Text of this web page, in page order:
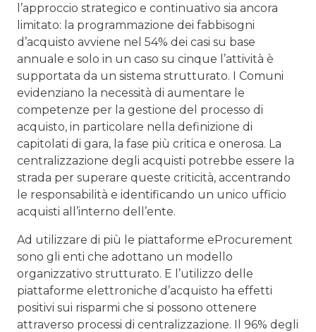
l’approccio strategico e continuativo sia ancora
limitato: la programmazione dei fabbisogni
d’acquisto avviene nel 54% dei casi su base
annuale e solo in un caso su cinque l’attività è
supportata da un sistema strutturato. I Comuni
evidenziano la necessità di aumentare le
competenze per la gestione del processo di
acquisto, in particolare nella definizione di
capitolati di gara, la fase più critica e onerosa. La
centralizzazione degli acquisti potrebbe essere la
strada per superare queste criticità, accentrando
le responsabilità e identificando un unico ufficio
acquisti all’interno dell’ente.
Ad utilizzare di più le piattaforme eProcurement
sono gli enti che adottano un modello
organizzativo strutturato. E l’utilizzo delle
piattaforme elettroniche d’acquisto ha effetti
positivi sui risparmi che si possono ottenere
attraverso processi di centralizzazione. Il 96% degli